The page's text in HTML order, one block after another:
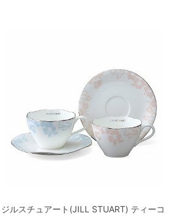
ジルスチュアート(JILL STUART) ティーコ